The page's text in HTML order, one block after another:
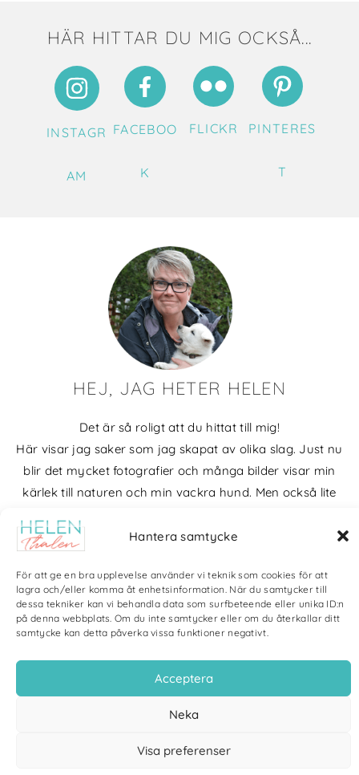
Hantera samtycke
För att ge en bra upplevelse använder vi teknik som cookies för att
lagra och/eller komma åt enhetsinformation. När du samtycker till
dessa tekniker kan vi behandla data som surfbeteende eller unika ID:n
på denna webbplats. Om du inte samtycker eller om du återkallar ditt
samtycke kan detta påverka vissa funktioner negativt.
Acceptera
Neka
Visa preferenser
HÄR HITTAR DU MIG OCKSÅ...
INSTAGR
AM
FACEBOO
K
FLICKR PINTERES
T
HEJ, JAG HETER HELEN
Det är så roligt att du hittat till mig!
Här visar jag saker som jag skapat av olika slag. Just nu
blir det mycket fotografier och många bilder visar min
kärlek till naturen och min vackra hund. Men också lite
Bloggarkiv